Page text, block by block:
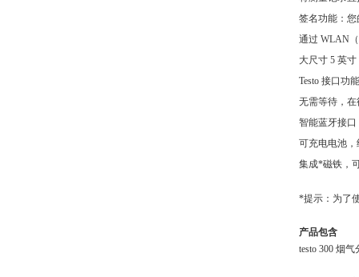
签名功能：
通过 WLAN
大尺寸5 英寸
Testo 接口功
无需等待，
智能蓝牙接
可充电电池
集成*磁铁，
*提示：为了
产品包含
testo 300 烟